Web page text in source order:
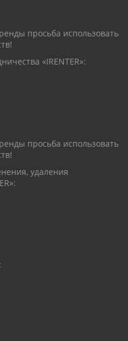
просьба использовать
«IRENTER»:
просьба использовать
удаления